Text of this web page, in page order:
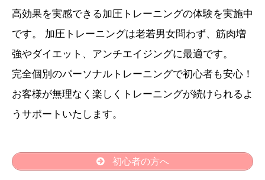
高効果を実感できる加圧トレーニングの体験を実施中
です。 加圧トレーニングは老若男女問わず、筋肉増
強やダイエット、アンチエイジングに最適です。
完全個別のパーソナルトレーニングで初心者も安心！
お客様が無理なく楽しくトレーニングが続けられるよ
うサポートいたします。
初心者の方へ